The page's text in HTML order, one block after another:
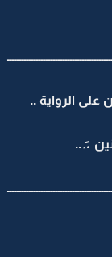
الرواية ..
♫..